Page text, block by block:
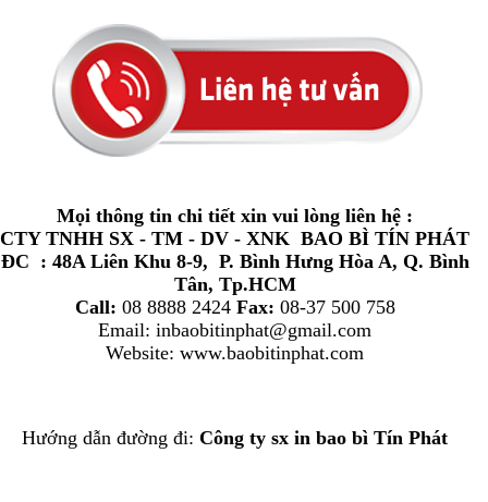
Mọi thông tin chi tiết xin vui lòng liên hệ :
CTY TNHH SX - TM - DV - XNK BAO BÌ TÍN PHÁT
ĐC : 48A Liên Khu 8-9, P. Bình Hưng Hòa A, Q. Bình
Tân, Tp.HCM
Call: 08 8888 2424 Fax: 08-37 500 758
Email: inbaobitinphat@gmail.com
Website: www.baobitinphat.com
Hướng dẫn đường đi: Công ty sx in bao bì Tín Phát